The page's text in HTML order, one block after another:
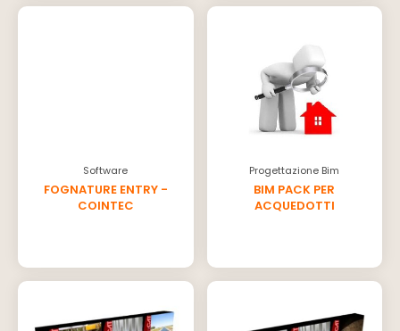
Software
FOGNATURE ENTRY -
COINTEC
Progettazione Bim
BIM PACK PER
ACQUEDOTTI